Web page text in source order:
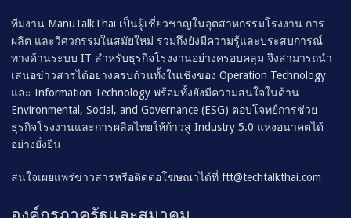
ทีมงาน ManuTalkThai เป็นผู้เชี่ยวชาญในอุตสาหกรรมโรงงาน การ
ผลิต และวิศวกรรมในสมัยใหม่ รวมถึงยังมีความรู้และประสบการณ์
ทางด้านระบบ IT สำหรับธุรกิจโรงงานอย่างครอบคลุม จึงสามารถนำ
เสนอข่าวสารได้อย่างครบถ้วนทั้งในเชิงของ Operation Technology
และ Information Technology พร้อมทั้งยังมีความสนใจในด้าน
Environmental, Social, and Governance (ESG) ตอบโจทย์การช่วย
ธุรกิจโรงงานและการผลิตไทยให้ก้าวสู่ Industry 5.0 แห่งอนาคตได้
อย่างยั่งยืน
สนใจเผยแพร่ข่าวสารหรือติดต่อโฆษณาได้ที่ftt@techtalkthai.com